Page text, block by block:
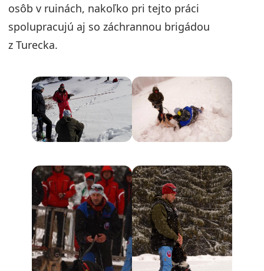
osôb v ruinách, nakoľko pri tejto práci
spolupracujú aj so záchrannou brigádou
z Turecka.